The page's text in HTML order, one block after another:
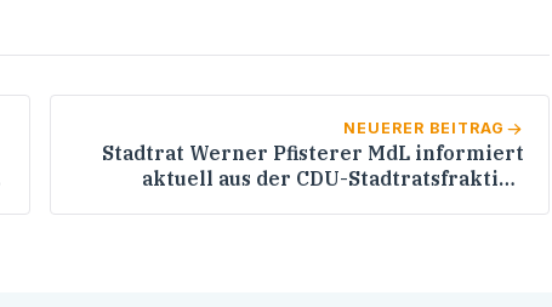
NEUERER BEITRAG
Stadtrat Werner Pfisterer MdL informiert
aktuell aus der CDU-Stadtratsfraktion